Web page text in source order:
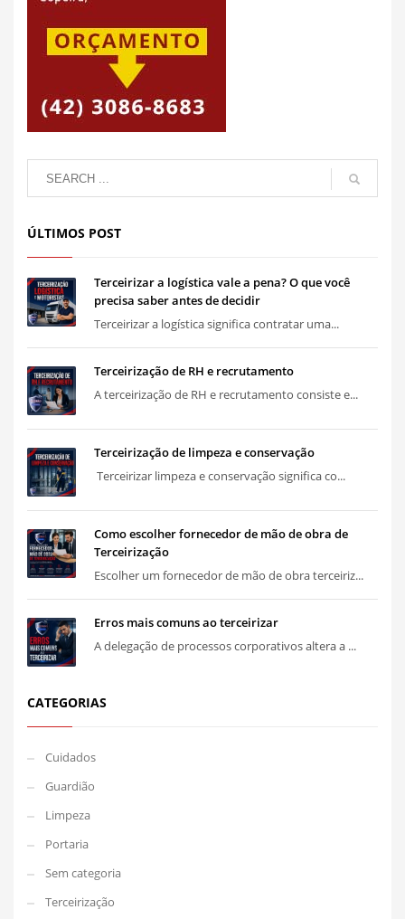
ÚLTIMOS POST
Terceirizar a logística vale a pena? O que você
precisa saber antes de decidir
Terceirizar a logística significa contratar uma...
Terceirização de RH e recrutamento
A terceirização de RH e recrutamento consiste e...
Terceirização de limpeza e conservação
Terceirizar limpeza e conservação significa co...
Como escolher fornecedor de mão de obra de
Terceirização
Escolher um fornecedor de mão de obra terceiriz...
Erros mais comuns ao terceirizar
A delegação de processos corporativos altera a ...
CATEGORIAS
Cuidados
Guardião
Limpeza
Portaria
Sem categoria
Terceirização